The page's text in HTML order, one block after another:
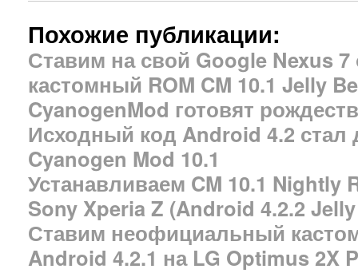
Похожие публикации:
Ставим на свой Google Nexus
кастомный ROM CM 10.1 Jelly
CyanogenMod готовят
Исходный код Android 4.2 стал
Cyanogen Mod 10.1
Устанавливаем CM 10.1 Nightly
Sony Xperia Z (Android 4.2.2
Ставим неофициальный
Android 4.2.1 на LG Optimus 2X